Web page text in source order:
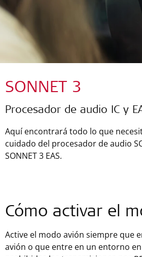
SONNET 3
Procesador de audio IC y
Aquí encontrará todo lo que
cuidado del procesador de audio
SONNET 3 EAS.
Cómo activar el
Active el modo avión siempre que
avión o que entre en un entorno